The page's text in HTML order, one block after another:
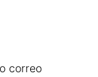
correo